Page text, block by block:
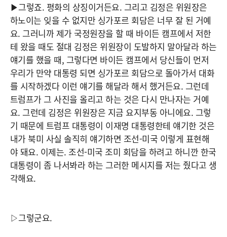
▶그렇죠. 평화의 상징이거든요. 그리고 김정은 위원장은
하노이는 잊을 수 없지만 싱가포르 회담은 너무 잘 된 거예
요. 그러니까 제가 국정원장을 할 때 바이든 캠프에서 저한
테 왔을 때도 절대 김정은 위원장이 도발하지 말아달라 하는
얘기를 했을 때, 그렇다면 바이든 캠프에서 당신들이 먼저
우리가 만약 대통령 되면 싱가포르 회담으로 돌아가서 대화
를 시작하겠다 이런 얘기를 해달라 해서 했거든요. 그런데
트럼프가 그 사진을 올리고 하는 것은 다시 만나자는 거예
요. 그런데 김정은 위원장은 지금 요지부동 아니에요. 그렇
기 때문에 트럼프 대통령이 이재명 대통령한테 얘기한 것은
내가 북미 사실 솔직히 얘기하면 조선-미국 이렇게 표현해
야 돼요. 이제는. 조선-미국 조미 회담을 하려고 하니깐 한국
대통령이 좀 나서봐라 하는 그러한 메시지를 저는 줬다고 생
각해요.
▷그렇군요.